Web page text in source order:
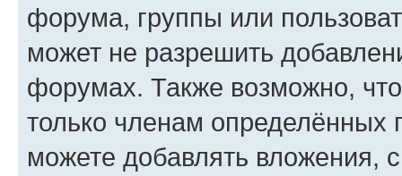
форума, группы или
может не разрешить
форумах. Также возможно,
только членам определённых
можете добавлять вложения,